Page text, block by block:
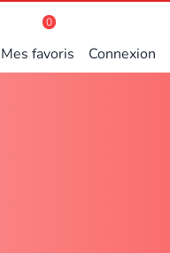
0
Mes favoris Connexion